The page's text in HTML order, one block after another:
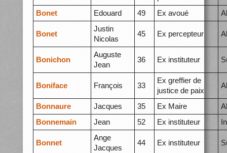
Bonet Edouard 49 Ex avoué
Bonet
Justin
Nicolas
45 Ex percepteur
Bonichon
Auguste
Jean
36 Ex instituteur
Boniface François 33
Ex greffier de
justice de paix
Bonnaure Jacques 35 Ex Maire
Bonnemain
Jean 52 Ex instituteur
Bonnet
Ange
Jacques
44 Ex instituteur